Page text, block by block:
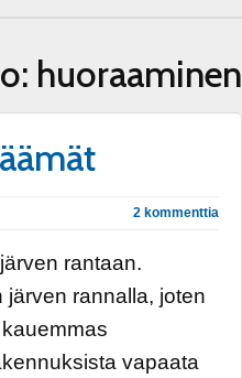
huoraaminen
2 kommenttia
rantaan.
rannalla, joten
vapaata